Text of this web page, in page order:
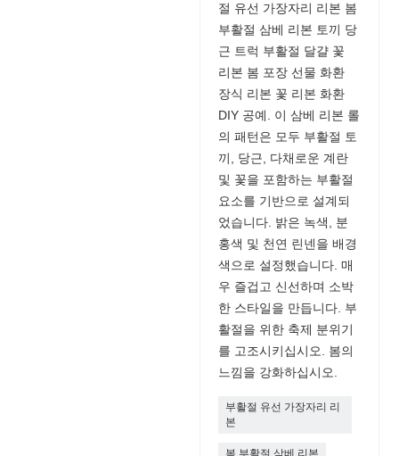
절 유선 가장자리 리본 봄
부활절 삼베 리본 토끼 당
근 트럭 부활절 달걀 꽃
리본 봄 포장 선물 화환
장식 리본 꽃 리본 화환
DIY 공예. 이 삼베 리본 롤
의 패턴은 모두 부활절 토
끼, 당근, 다채로운 계란
및 꽃을 포함하는 부활절
요소를 기반으로 설계되
었습니다. 밝은 녹색, 분
홍색 및 천연 린넨을 배경
색으로 설정했습니다. 매
우 즐겁고 신선하며 소박
한 스타일을 만듭니다. 부
활절을 위한 축제 분위기
를 고조시키십시오. 봄의
느낌을 강화하십시오.
부활절 유선 가장자리 리
본